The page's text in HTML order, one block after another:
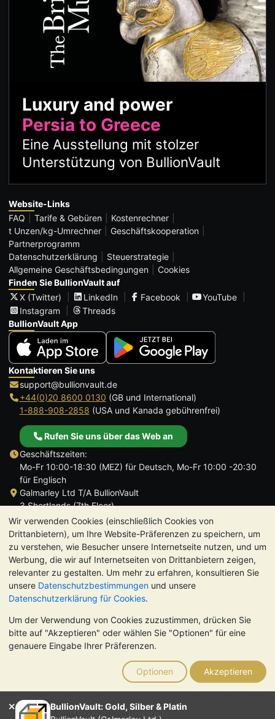
Wir verwenden Cookies (einschließlich Cookies von
Drittanbietern), um Ihre Website-Präferenzen zu speichern, um
zu verstehen, wie Besucher unsere Internetseite nutzen, und um
Werbung, die wir auf Internetseiten von Drittanbietern zeigen,
relevanter zu gestalten. Um mehr zu erfahren, konsultieren Sie
unsere Datenschutzbestimmungen und unsere
Datenschutzerklärung für Cookies.
Um der Verwendung von Cookies zuzustimmen, drücken Sie
bitte auf "Akzeptieren" oder wählen Sie "Optionen" für eine
genauere Eingabe Ihrer Präferenzen.
Optionen Akzeptieren
BullionVault: Gold, Silber & Platin
Luxury and power
Persia to Greece
Eine Ausstellung mit stolzer
Unterstützung von BullionVault
Website-Links
FAQ
Tarife & Gebüren
Kostenrechner
t Unzen/kg-Umrechner
Geschäftskooperation
Partnerprogramm
Datenschutzerklärung
Steuerstrategie
Allgemeine Geschäftsbedingungen
Cookies
Finden Sie BullionVault auf
X (Twitter)
LinkedIn Facebook
YouTube
Instagram
Threads
BullionVault App
Kontaktieren Sie uns
support@bullionvault.de
+44(0)20 8600 0130 (GB und International)
1-888-908-2858 (USA und Kanada gebührenfrei)
Rufen Sie uns über das Web an
Geschäftszeiten:
Mo-Fr 10:00-18:30 (MEZ) für Deutsch, Mo-Fr 10:00 -20:30
für Englisch
Galmarley Ltd T/A BullionVault
3 Shortlands (7th Floor)
Hammersmith
London
W6 8DA
Großbritannien
TrustScore 4.8 | 724 Bewertungen
BITTE BEACHTEN SIE: Der Wert von Edelmetallen kann sowohl
steigen als auch fallen. Historische Trends sind keine Garantie
für zukünftige Preisentwicklungen. Nichts auf den Webseiten
von BullionVault oder in der Kommunikation stellt eine
Anlageberatung dar. Sie sollten sich von einem Fachmann
beraten lassen, um zu sehen, ob der Besitz von Edelmetallen
das Richtige für Sie ist.